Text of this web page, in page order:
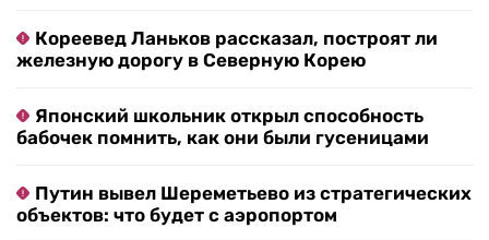
Кореевед Ланьков рассказал, построят ли
железную дорогу в Северную Корею
Японский школьник открыл способность
бабочек помнить, как они были гусеницами
Путин вывел Шереметьево из стратегических
объектов: что будет с аэропортом